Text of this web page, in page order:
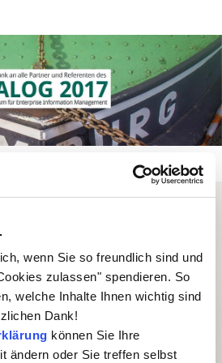
wenn Sie so freundlich sind und
zulassen" spendieren. So
welche Inhalte Ihnen wichtig sind
Dank!
können Sie Ihre
ändern oder Sie treffen selbst